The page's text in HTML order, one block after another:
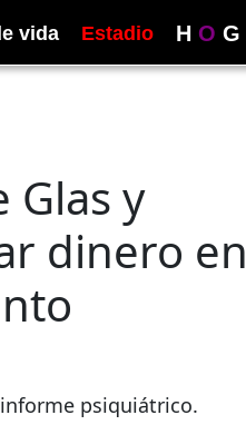
vida Estadio H O G
Glas y
dinero en
psiquiátrico.